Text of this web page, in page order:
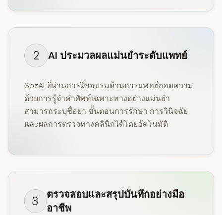
2 AI ประมวลผลแม่นยำระดับแพทย์
SozAI ที่ผ่านการฝึกอบรมด้านการแพทย์ถอดความ
ด้วยการรู้จำคำศัพท์เฉพาะทางอย่างแม่นยำ
สามารถระบุชื่อยา ขั้นตอนการรักษา การวินิจฉัย
และผลการตรวจทางคลินิกได้โดยอัตโนมัติ
3
ตรวจสอบและสรุปบันทึกอย่างมือ
อาชีพ